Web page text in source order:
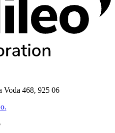
Voda 468, 925 06